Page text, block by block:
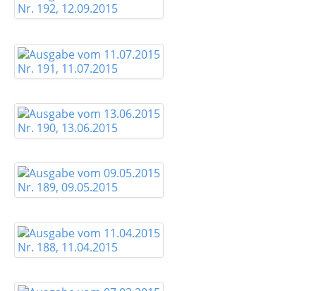
Nr. 192, 12.09.2015
Nr. 191, 11.07.2015
Nr. 190, 13.06.2015
Nr. 189, 09.05.2015
Nr. 188, 11.04.2015